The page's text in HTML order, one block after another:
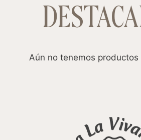
Aún no tenemos